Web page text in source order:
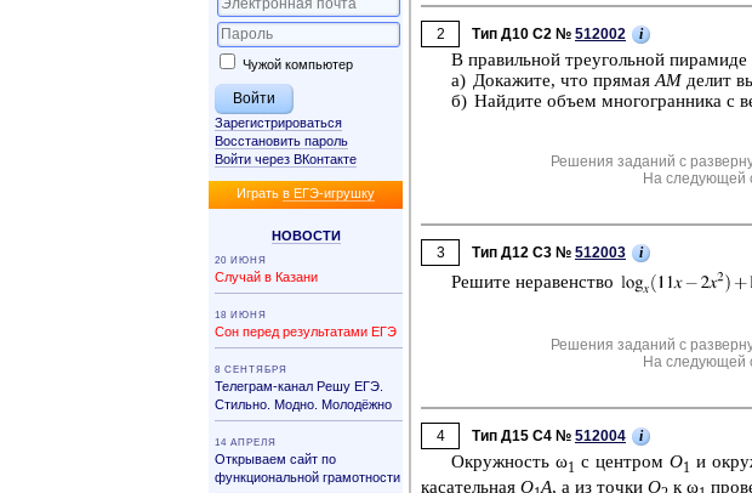
Чужой компьютер
Зарегистрироваться
Восстановить пароль
Войти через ВКонтакте
Иг­рать в ЕГЭ-иг­руш­ку
НО­ВО­СТИ
20 ИЮНЯ
Случай в Казани
18 ИЮНЯ
Сон перед результатами ЕГЭ
8 СЕНТЯБРЯ
Телеграм-канал Решу ЕГЭ.
Стильно. Модно. Молодёжно
14 АПРЕЛЯ
Открываем сайт по
функциональной грамотности
2 Тип Д10 C2 № 512002 i
В пра­виль­ной тре­уголь­ной пи­ра­ми­де
а) До­ка­жи­те, что пря­мая AM делит
б) Най­ди­те объем мно­го­гран­ни­ка с
Решения заданий с
На следующей
3 Тип Д12 C3 № 512003 i
Ре­ши­те не­ра­вен­ство
Решения заданий с
На следующей
4 Тип Д15 C4 № 512004 i
Окруж­ность ω1 с цен­тром O1 и
ка­са­тель­ная O A, а из точки O к ω